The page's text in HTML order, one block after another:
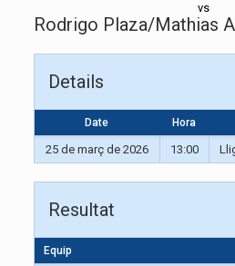
vs
Rodrigo Plaza/Mathias
Details
Date Hora
25 de març de 2026 13:00
Resultat
Equip